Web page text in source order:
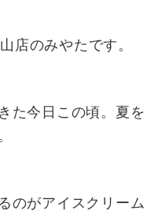
店のみやたです。
た今日この頃。夏を
のがアイスクリーム